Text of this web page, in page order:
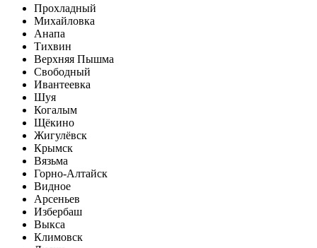
Прохладный
Михайловка
Анапа
Тихвин
Верхняя Пышма
Свободный
Ивантеевка
Шуя
Когалым
Щёкино
Жигулёвск
Крымск
Вязьма
Горно-Алтайск
Видное
Арсеньев
Избербаш
Выкса
Климовск